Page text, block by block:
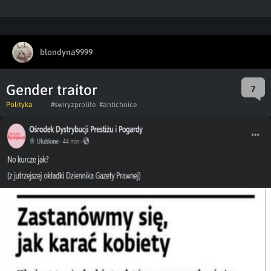
blondyna9999
Gender traitor 7
Polityka #swiryzprolife #antichoice